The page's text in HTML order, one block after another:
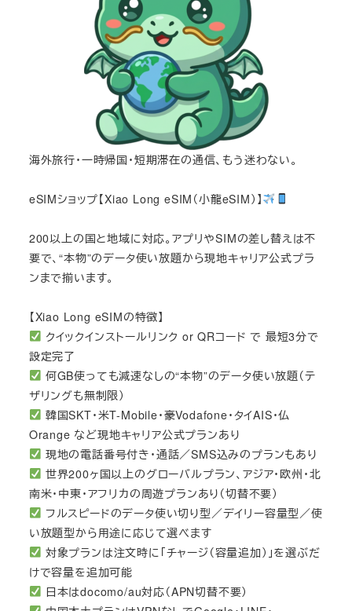
海外旅行・一時帰国・短期滞在の通信、もう迷わない。
eSIMショップ【Xiao Long eSIM（小龍eSIM）】
200以上の国と地域に対応。アプリやSIMの差し替えは不
要で、“本物”のデータ使い放題から現地キャリア公式プラ
ンまで揃います。
【Xiao Long eSIMの特徴】
クイックインストールリンク or QRコード で 最短3分で
設定完了
何GB使っても減速なしの“本物”のデータ使い放題（テ
ザリングも無制限）
韓国SKT・米T-Mobile・豪Vodafone・タイAIS・仏
Orange など現地キャリア公式プランあり
現地の電話番号付き・通話／SMS込みのプランもあり
世界200ヶ国以上のグローバルプラン、アジア・欧州・北
南米・中東・アフリカの周遊プランあり（切替不要）
フルスピードのデータ使い切り型／デイリー容量型／使
い放題型から用途に応じて選べます
対象プランは注文時に「チャージ（容量追加）」を選ぶだ
けで容量を追加可能
日本はdocomo/au対応（APN切替不要）